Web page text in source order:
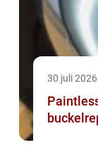
30 juli 2026
Paintless